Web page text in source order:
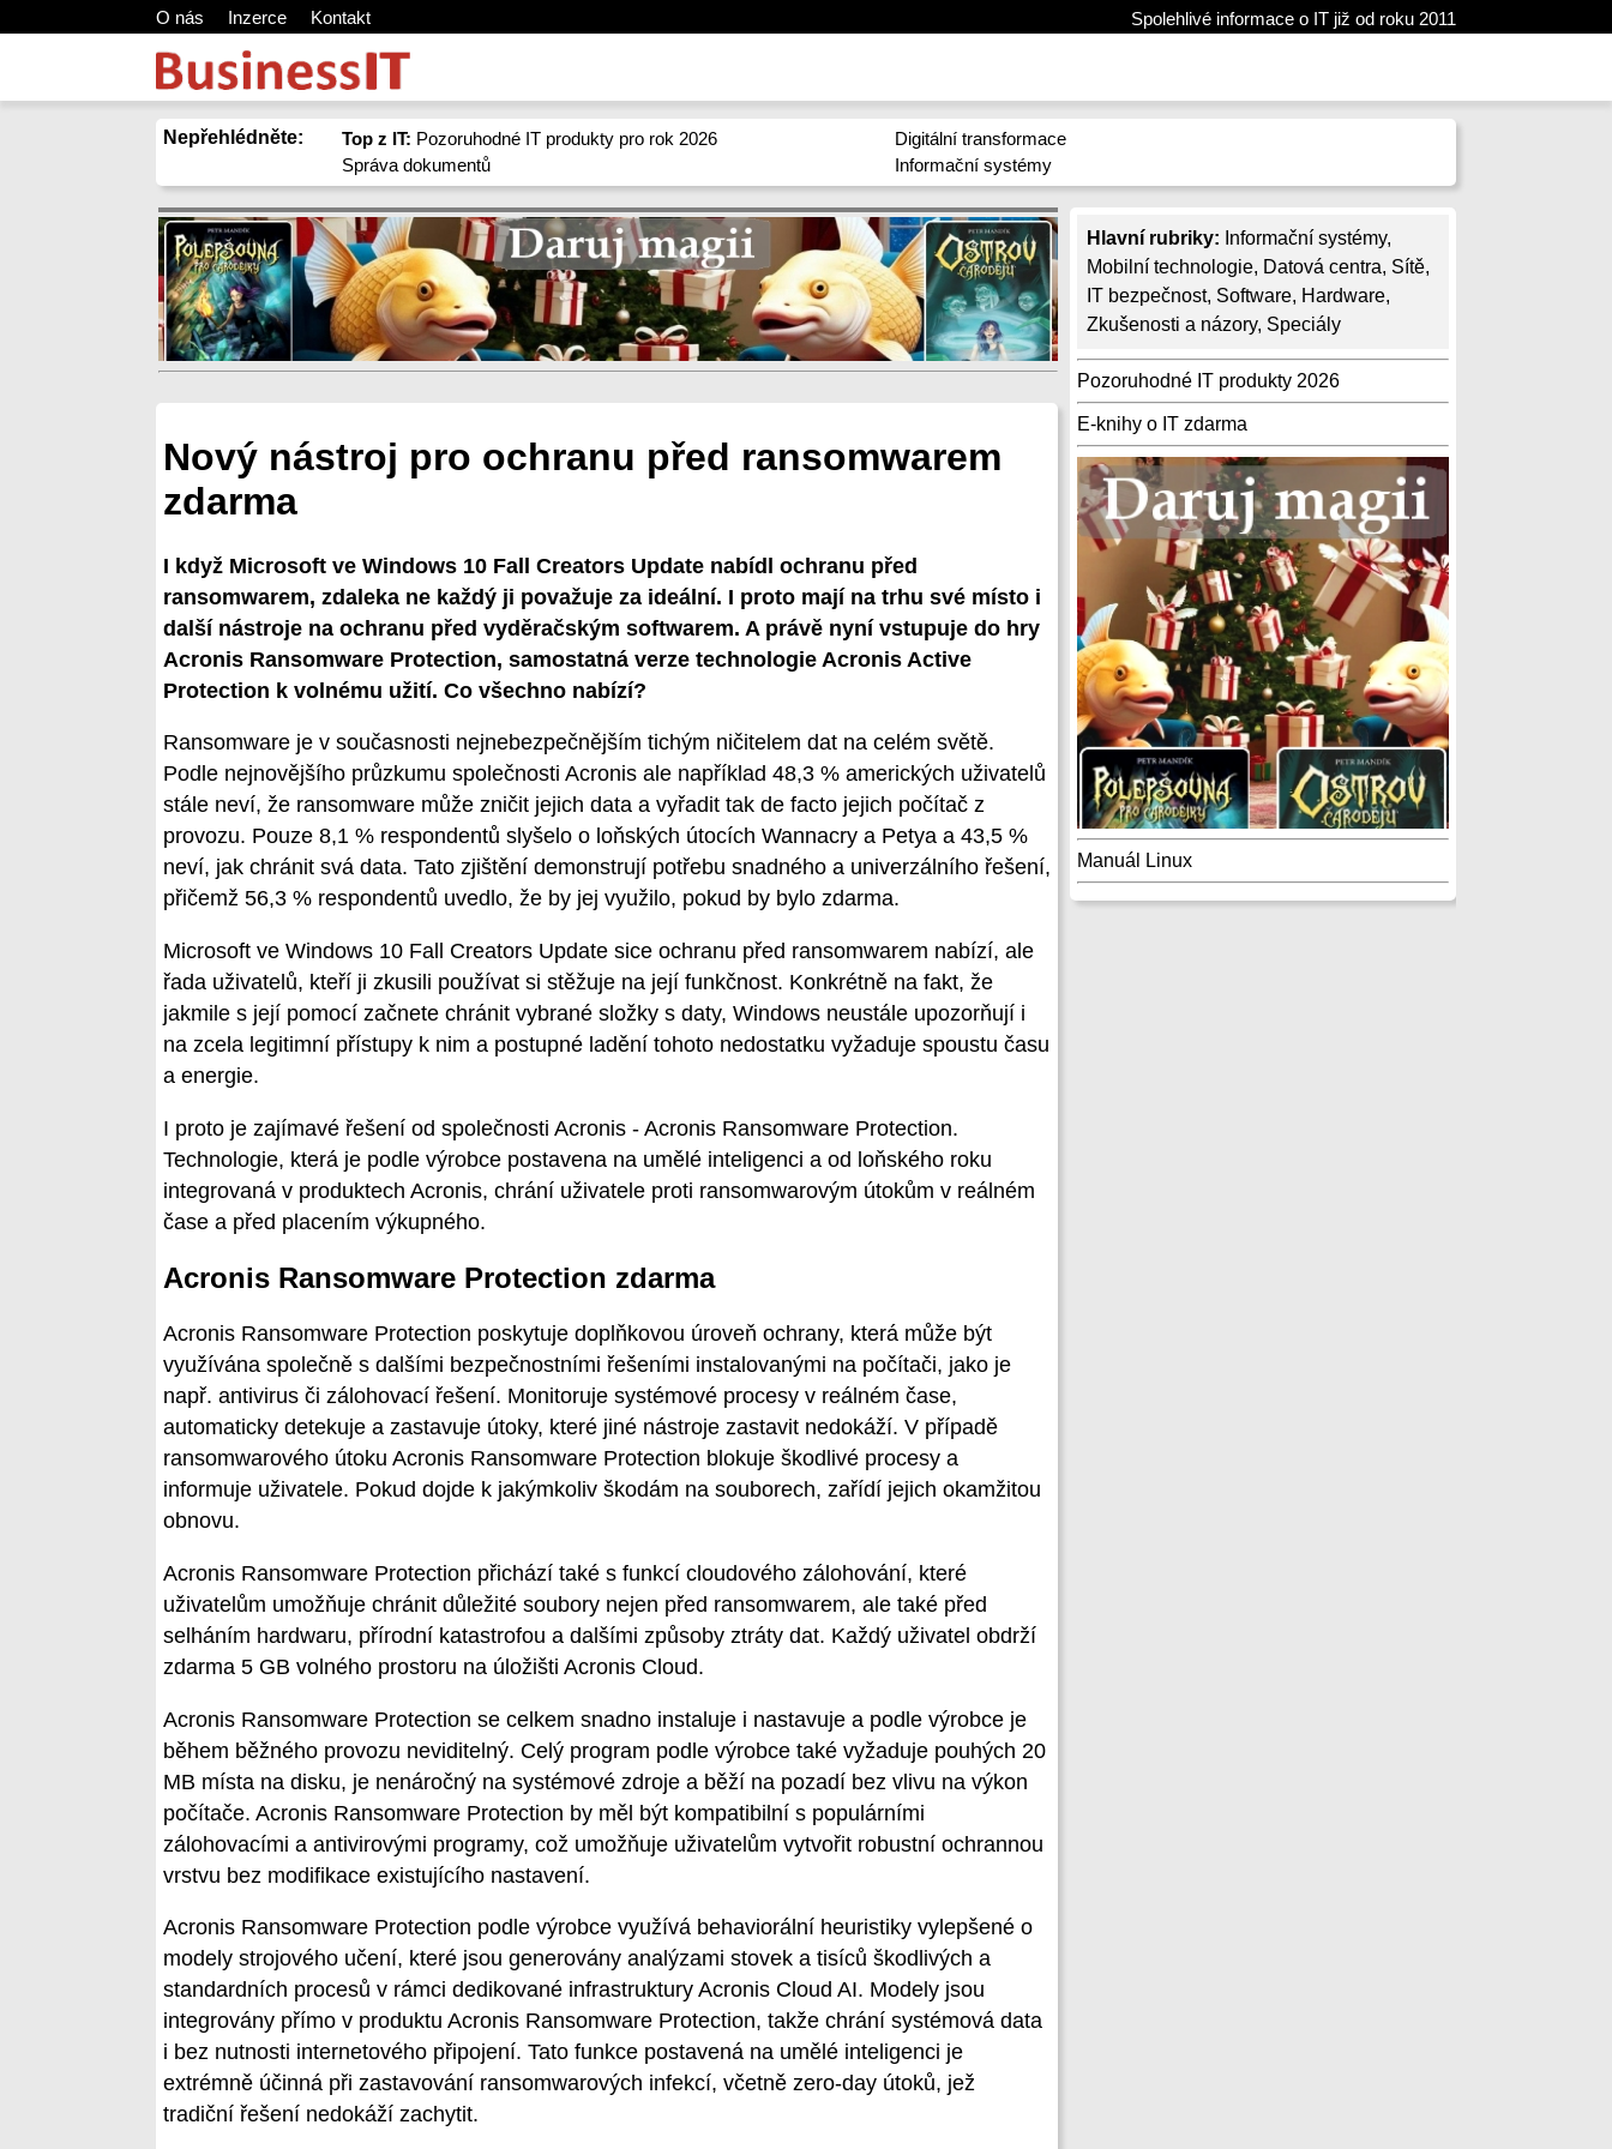
O nás Inzerce Kontakt Spolehlivé informace o IT již od roku 2011
Nepřehlédněte: Top z IT: Pozoruhodné IT produkty pro rok 2026
Správa dokumentů
Digitální transformace
Informační systémy
Hlavní rubriky: Informační systémy,
Mobilní technologie, Datová centra, Sítě,
IT bezpečnost, Software, Hardware,
Zkušenosti a názory, Speciály
Pozoruhodné IT produkty 2026
E-knihy o IT zdarma
Manuál Linux
Nový nástroj pro ochranu před ransomwarem
zdarma
I když Microsoft ve Windows 10 Fall Creators Update nabídl ochranu před
ransomwarem, zdaleka ne každý ji považuje za ideální. I proto mají na trhu své místo i
další nástroje na ochranu před vyděračským softwarem. A právě nyní vstupuje do hry
Acronis Ransomware Protection, samostatná verze technologie Acronis Active
Protection k volnému užití. Co všechno nabízí?
Ransomware je v současnosti nejnebezpečnějším tichým ničitelem dat na celém světě.
Podle nejnovějšího průzkumu společnosti Acronis ale například 48,3 % amerických uživatelů
stále neví, že ransomware může zničit jejich data a vyřadit tak de facto jejich počítač z
provozu. Pouze 8,1 % respondentů slyšelo o loňských útocích Wannacry a Petya a 43,5 %
neví, jak chránit svá data. Tato zjištění demonstrují potřebu snadného a univerzálního řešení,
přičemž 56,3 % respondentů uvedlo, že by jej využilo, pokud by bylo zdarma.
Microsoft ve Windows 10 Fall Creators Update sice ochranu před ransomwarem nabízí, ale
řada uživatelů, kteří ji zkusili používat si stěžuje na její funkčnost. Konkrétně na fakt, že
jakmile s její pomocí začnete chránit vybrané složky s daty, Windows neustále upozorňují i
na zcela legitimní přístupy k nim a postupné ladění tohoto nedostatku vyžaduje spoustu času
a energie.
I proto je zajímavé řešení od společnosti Acronis - Acronis Ransomware Protection.
Technologie, která je podle výrobce postavena na umělé inteligenci a od loňského roku
integrovaná v produktech Acronis, chrání uživatele proti ransomwarovým útokům v reálném
čase a před placením výkupného.
Acronis Ransomware Protection zdarma
Acronis Ransomware Protection poskytuje doplňkovou úroveň ochrany, která může být
využívána společně s dalšími bezpečnostními řešeními instalovanými na počítači, jako je
např. antivirus či zálohovací řešení. Monitoruje systémové procesy v reálném čase,
automaticky detekuje a zastavuje útoky, které jiné nástroje zastavit nedokáží. V případě
ransomwarového útoku Acronis Ransomware Protection blokuje škodlivé procesy a
informuje uživatele. Pokud dojde k jakýmkoliv škodám na souborech, zařídí jejich okamžitou
obnovu.
Acronis Ransomware Protection přichází také s funkcí cloudového zálohování, které
uživatelům umožňuje chránit důležité soubory nejen před ransomwarem, ale také před
selháním hardwaru, přírodní katastrofou a dalšími způsoby ztráty dat. Každý uživatel obdrží
zdarma 5 GB volného prostoru na úložišti Acronis Cloud.
Acronis Ransomware Protection se celkem snadno instaluje i nastavuje a podle výrobce je
během běžného provozu neviditelný. Celý program podle výrobce také vyžaduje pouhých 20
MB místa na disku, je nenáročný na systémové zdroje a běží na pozadí bez vlivu na výkon
počítače. Acronis Ransomware Protection by měl být kompatibilní s populárními
zálohovacími a antivirovými programy, což umožňuje uživatelům vytvořit robustní ochrannou
vrstvu bez modifikace existujícího nastavení.
Acronis Ransomware Protection podle výrobce využívá behaviorální heuristiky vylepšené o
modely strojového učení, které jsou generovány analýzami stovek a tisíců škodlivých a
standardních procesů v rámci dedikované infrastruktury Acronis Cloud AI. Modely jsou
integrovány přímo v produktu Acronis Ransomware Protection, takže chrání systémová data
i bez nutnosti internetového připojení. Tato funkce postavená na umělé inteligenci je
extrémně účinná při zastavování ransomwarových infekcí, včetně zero-day útoků, jež
tradiční řešení nedokáží zachytit.